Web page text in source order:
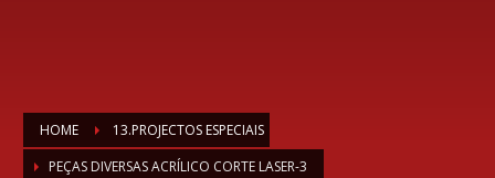
HOME
13.PROJECTOS ESPECIAIS
PEÇAS DIVERSAS ACRÍLICO CORTE LASER-3